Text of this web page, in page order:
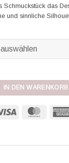
Schmuckstück das
und sinnliche
azure Menge
IN DEN WARENKORB